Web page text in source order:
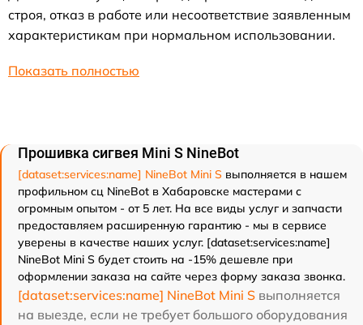
строя, отказ в работе или несоответствие заявленным
характеристикам при нормальном использовании.
Показать полностью
Прошивка сигвея Mini S NineBot
[dataset:services:name] NineBot Mini S выполняется в нашем
профильном сц NineBot в Хабаровске мастерами с
огромным опытом - от 5 лет. На все виды услуг и запчасти
предоставляем расширенную гарантию - мы в сервисе
уверены в качестве наших услуг. [dataset:services:name]
NineBot Mini S будет стоить на -15% дешевле при
оформлении заказа на сайте через форму заказа звонка.
[dataset:services:name] NineBot Mini S выполняется
на выезде, если не требует большого оборудования